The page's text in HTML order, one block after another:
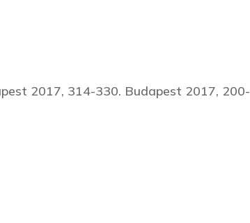
2017, 314-330. Budapest 2017, 200-